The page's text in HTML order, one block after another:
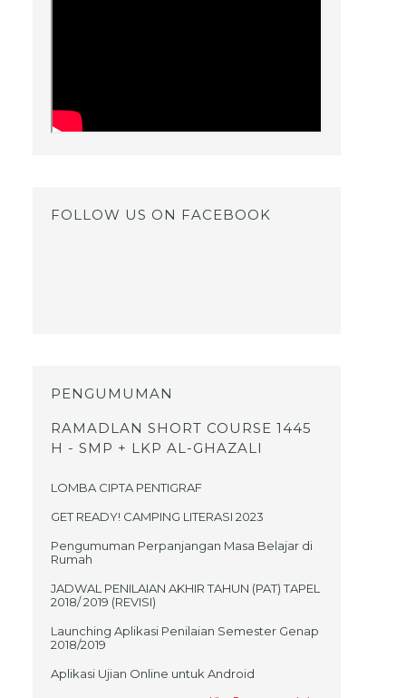
FOLLOW US ON FACEBOOK
PENGUMUMAN
RAMADLAN SHORT COURSE 1445
H - SMP + LKP AL-GHAZALI
LOMBA CIPTA PENTIGRAF
GET READY! CAMPING LITERASI 2023
Pengumuman Perpanjangan Masa Belajar di
Rumah
JADWAL PENILAIAN AKHIR TAHUN (PAT) TAPEL
2018/ 2019 (REVISI)
Launching Aplikasi Penilaian Semester Genap
2018/2019
Aplikasi Ujian Online untuk Android